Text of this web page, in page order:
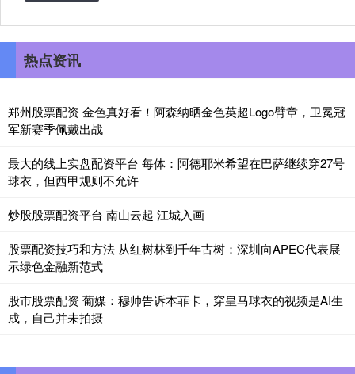
热点资讯
郑州股票配资 金色真好看！阿森纳晒金色英超Logo臂章，卫冕冠
军新赛季佩戴出战
最大的线上实盘配资平台 每体：阿德耶米希望在巴萨继续穿27号
球衣，但西甲规则不允许
炒股股票配资平台 南山云起 江城入画
股票配资技巧和方法 从红树林到千年古树：深圳向APEC代表展
示绿色金融新范式
股市股票配资 葡媒：穆帅告诉本菲卡，穿皇马球衣的视频是AI生
成，自己并未拍摄